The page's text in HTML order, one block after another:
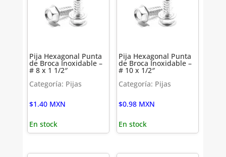
Pija Hexagonal Punta
de Broca Inoxidable –
# 8 x 1 1/2″
Categoría: Pijas
$1.40 MXN
En stock
Pija Hexagonal Punta
de Broca Inoxidable –
# 10 x 1/2″
Categoría: Pijas
$0.98 MXN
En stock